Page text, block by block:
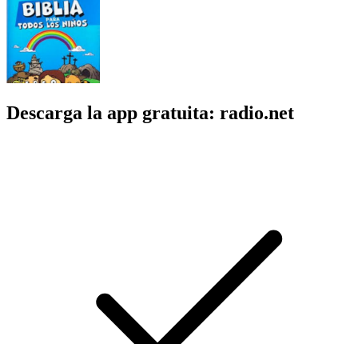
Descarga la app gratuita: radio.net